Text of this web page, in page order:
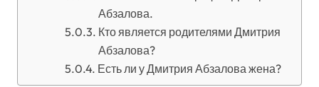
Абзалова.
Кто является родителями Дмитрия
Абзалова?
Есть ли у Дмитрия Абзалова жена?